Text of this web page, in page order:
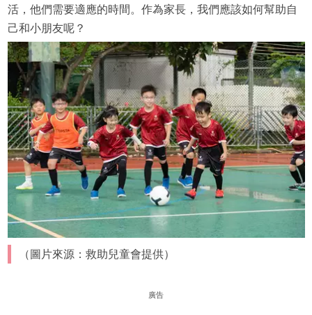
活，他們需要適應的時間。作為家長，我們應該如何幫助自
己和小朋友呢？
（圖片來源：救助兒童會提供）
廣告